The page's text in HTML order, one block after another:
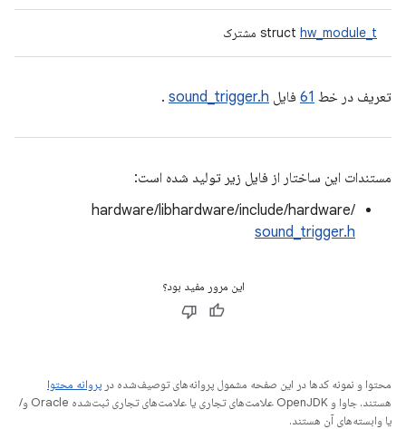
struct hw_module_t مشترک
تعریف در خط 61 فایل sound_trigger.h
.
مستندات این ساختار از فایل زیر تولید شده است:
hardware/libhardware/include/hardware/
sound_trigger.h
این مرور مفید بود؟
محتوا و نمونه کدها در این صفحه مشمول پروانه‌های توصیف‌شده در پروانه محتوا
هستند. جاوا و OpenJDK علامت‌های تجاری یا علامت‌های تجاری ثبت‌شده Oracle و/
یا وابسته‌های آن هستند.